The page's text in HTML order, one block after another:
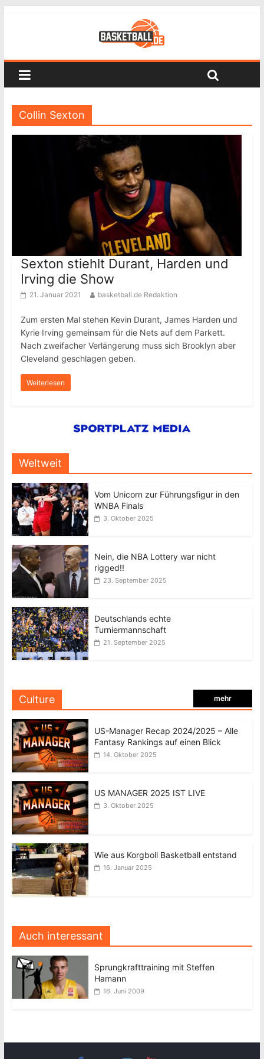
Collin Sexton
Sexton stiehlt Durant, Harden und
Irving die Show
21. Januar 2021 basketball.de Redaktion
Zum ersten Mal stehen Kevin Durant, James Harden und
Kyrie Irving gemeinsam für die Nets auf dem Parkett.
Nach zweifacher Verlängerung muss sich Brooklyn aber
Cleveland geschlagen geben.
Weiterlesen
Weltweit
Vom Unicorn zur Führungsfigur in den
WNBA Finals
3. Oktober 2025
Nein, die NBA Lottery war nicht
rigged!!
23. September 2025
Deutschlands echte
Turniermannschaft
21. September 2025
Culture mehr
US-Manager Recap 2024/2025 – Alle
Fantasy Rankings auf einen Blick
14. Oktober 2025
US MANAGER 2025 IST LIVE
3. Oktober 2025
Wie aus Korgboll Basketball entstand
16. Januar 2025
Auch interessant
Sprungkrafttraining mit Steffen
Hamann
16. Juni 2009